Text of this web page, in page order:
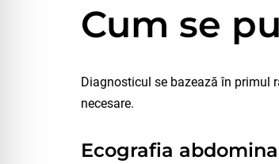
Cum se
Diagnosticul se bazează în primul
necesare.
Ecografia